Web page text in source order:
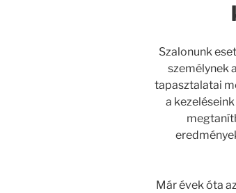
Szalonunk
személynek
tapasztalatai
a
Már évek óta